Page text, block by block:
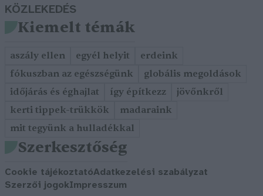
KÖZLEKEDÉS
Kiemelt témák
aszály ellen egyél helyit
erdeink
fókuszban az egészségünk
globális megoldások
időjárás és éghajlat
így építkezz
jövőnkről
kerti tippek-trükkök
madaraink
mit tegyünk a hulladékkal
Szerkesztőség
Cookie tájékoztatóAdatkezelési szabályzat
Szerzői jogokImpresszum